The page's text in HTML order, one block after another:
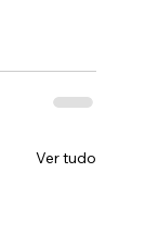
Ver tudo